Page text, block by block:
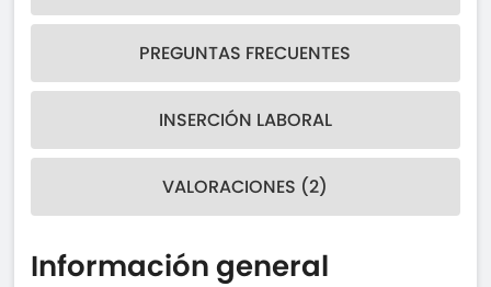
PREGUNTAS FRECUENTES
INSERCIÓN LABORAL
VALORACIONES (2)
Información general